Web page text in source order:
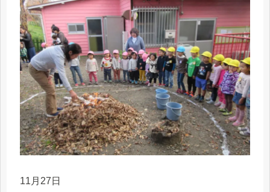
11月27日